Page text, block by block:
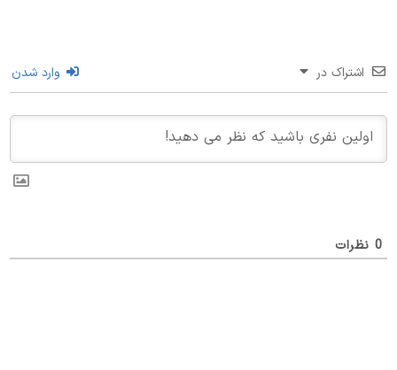
اشتراک در وارد شدن